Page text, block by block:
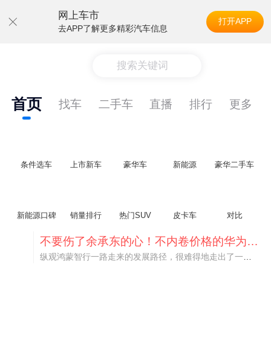
网上车市
去APP了解更多精彩汽车信息
打开APP
搜索关键词
首页 找车 二手车 直播 排行 更多
条件选车 上市新车 豪华车 新能源 豪华二手车
新能源口碑 销量排行 热门SUV 皮卡车 对比
不要伤了余承东的心！不内卷价格的华为，弥足珍贵！